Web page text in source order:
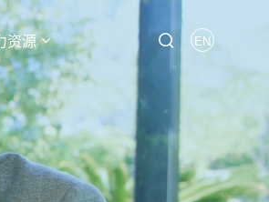
资源 EN